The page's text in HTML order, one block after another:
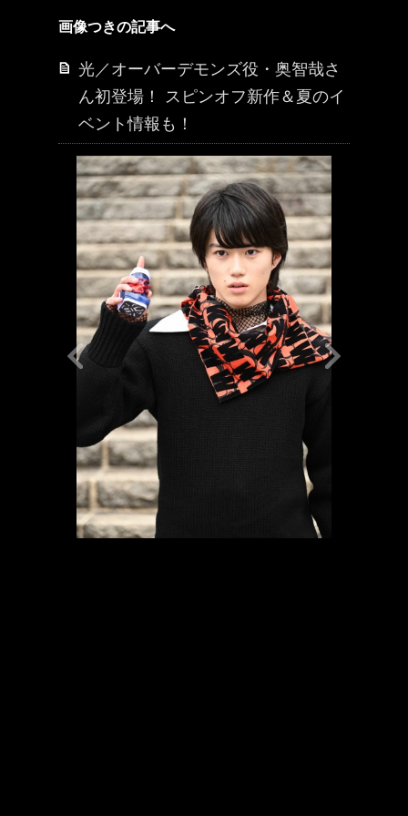
画像つきの記事へ
光／オーバーデモンズ役・奥智哉さ
ん初登場！ スピンオフ新作＆夏のイ
ベント情報も！